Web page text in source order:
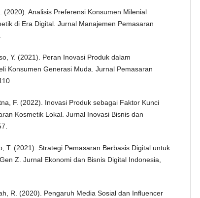
(2020). Analisis Preferensi Konsumen Milenial
di Era Digital. Jurnal Manajemen Pemasaran
Y. (2021). Peran Inovasi Produk dalam
Konsumen Generasi Muda. Jurnal Pemasaran
F. (2022). Inovasi Produk sebagai Faktor Kunci
Kosmetik Lokal. Jurnal Inovasi Bisnis dan
T. (2021). Strategi Pemasaran Berbasis Digital untuk
Z. Jurnal Ekonomi dan Bisnis Digital Indonesia,
R. (2020). Pengaruh Media Sosial dan Influencer